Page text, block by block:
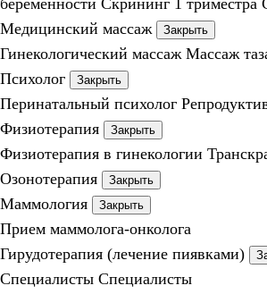
беременности Скрининг 1 триместра
Медицинский массаж
Закрыть
Гинекологический массаж Массаж
Психолог
Закрыть
Перинатальный психолог
Физиотерапия
Закрыть
Физиотерапия в гинекологии
Озонотерапия
Закрыть
Маммология Закрыть
Прием маммолога-онколога
Гирудотерапия (лечение пиявками)
Специалисты Специалисты